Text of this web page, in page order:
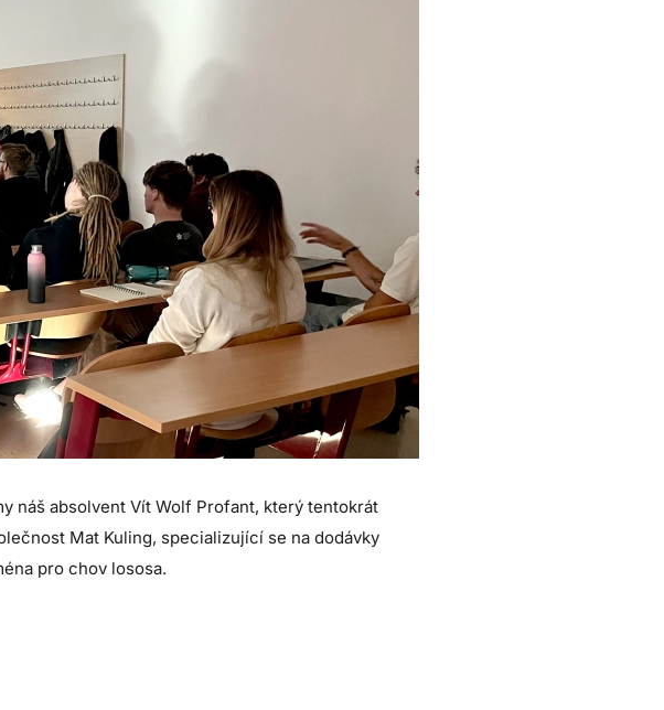
náš absolvent Vít Wolf Profant, který tentokrát
Mat Kuling, specializující se na dodávky
pro chov lososa.